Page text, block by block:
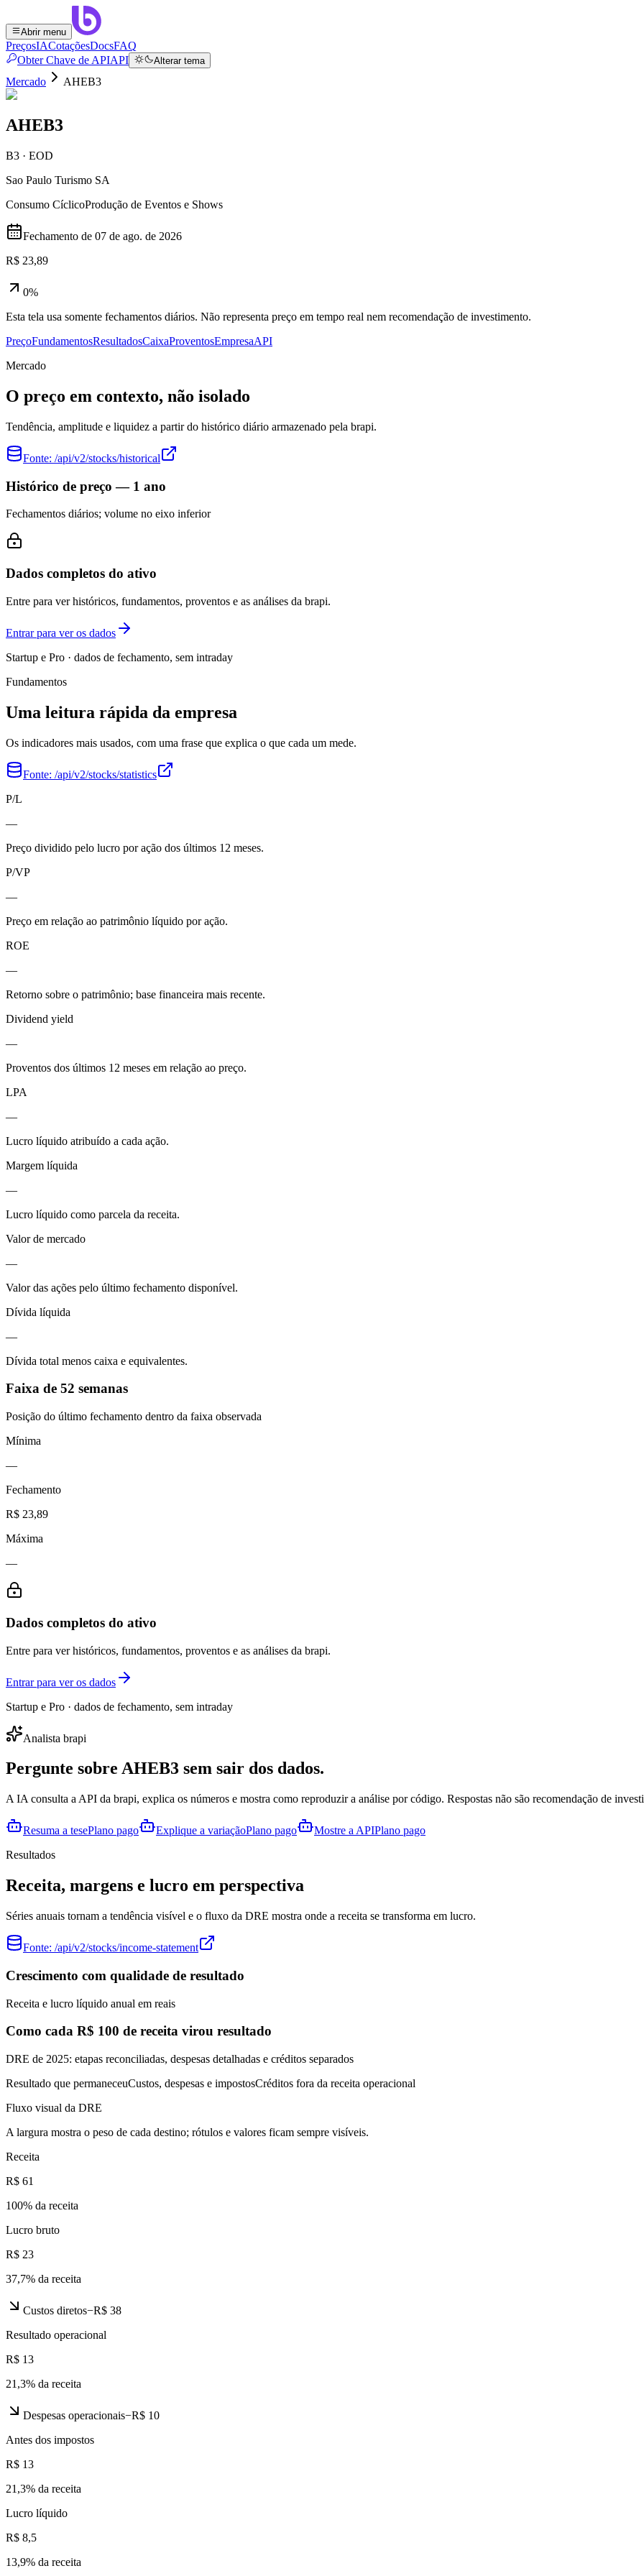
Abrir menu
PreçosIACotaçõesDocsFAQ
Obter Chave de APIAPI Alterar tema
Mercado AHEB3
AHEB3
B3 · EOD
Sao Paulo Turismo SA
Consumo CíclicoProdução de Eventos e Shows
Fechamento de 07 de ago. de 2026
R$ 23,89
0%
Esta tela usa somente fechamentos diários. Não representa preço em tempo real nem recomendação de investimento.
PreçoFundamentosResultadosCaixaProventosEmpresaAPI
Mercado
O preço em contexto, não isolado
Tendência, amplitude e liquidez a partir do histórico diário armazenado pela brapi.
Fonte: /api/v2/stocks/historical
Histórico de preço — 1 ano
Fechamentos diários; volume no eixo inferior
Dados completos do ativo
Entre para ver históricos, fundamentos, proventos e as análises da brapi.
Entrar para ver os dados
Startup e Pro · dados de fechamento, sem intraday
Fundamentos
Uma leitura rápida da empresa
Os indicadores mais usados, com uma frase que explica o que cada um mede.
Fonte: /api/v2/stocks/statistics
P/L
—
Preço dividido pelo lucro por ação dos últimos 12 meses.
P/VP
—
Preço em relação ao patrimônio líquido por ação.
ROE
—
Retorno sobre o patrimônio; base financeira mais recente.
Dividend yield
—
Proventos dos últimos 12 meses em relação ao preço.
LPA
—
Lucro líquido atribuído a cada ação.
Margem líquida
—
Lucro líquido como parcela da receita.
Valor de mercado
—
Valor das ações pelo último fechamento disponível.
Dívida líquida
—
Dívida total menos caixa e equivalentes.
Faixa de 52 semanas
Posição do último fechamento dentro da faixa observada
Mínima
—
Fechamento
R$ 23,89
Máxima
—
Dados completos do ativo
Entre para ver históricos, fundamentos, proventos e as análises da brapi.
Entrar para ver os dados
Startup e Pro · dados de fechamento, sem intraday
Analista brapi
Pergunte sobre AHEB3 sem sair dos dados.
A IA consulta a API da brapi, explica os números e mostra como reproduzir a análise por código. Respostas não são recomendação de
Resuma a tesePlano pago Explique a variaçãoPlano pago Mostre a APIPlano pago
Resultados
Receita, margens e lucro em perspectiva
Séries anuais tornam a tendência visível e o fluxo da DRE mostra onde a receita se transforma em lucro.
Fonte: /api/v2/stocks/income-statement
Crescimento com qualidade de resultado
Receita e lucro líquido anual em reais
Como cada R$ 100 de receita virou resultado
DRE de 2025: etapas reconciliadas, despesas detalhadas e créditos separados
Resultado que permaneceuCustos, despesas e impostosCréditos fora da receita operacional
Fluxo visual da DRE
A largura mostra o peso de cada destino; rótulos e valores ficam sempre visíveis.
Receita
R$ 61
100% da receita
Lucro bruto
R$ 23
37,7% da receita
Custos diretos−R$ 38
Resultado operacional
R$ 13
21,3% da receita
Despesas operacionais−R$ 10
Antes dos impostos
R$ 13
21,3% da receita
Lucro líquido
R$ 8,5
13,9% da receita